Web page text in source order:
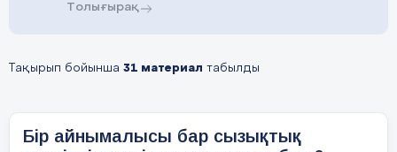
Толығырақ
Тақырып бойынша 31 материал табылды
Бір айнымалысы бар сызықтық